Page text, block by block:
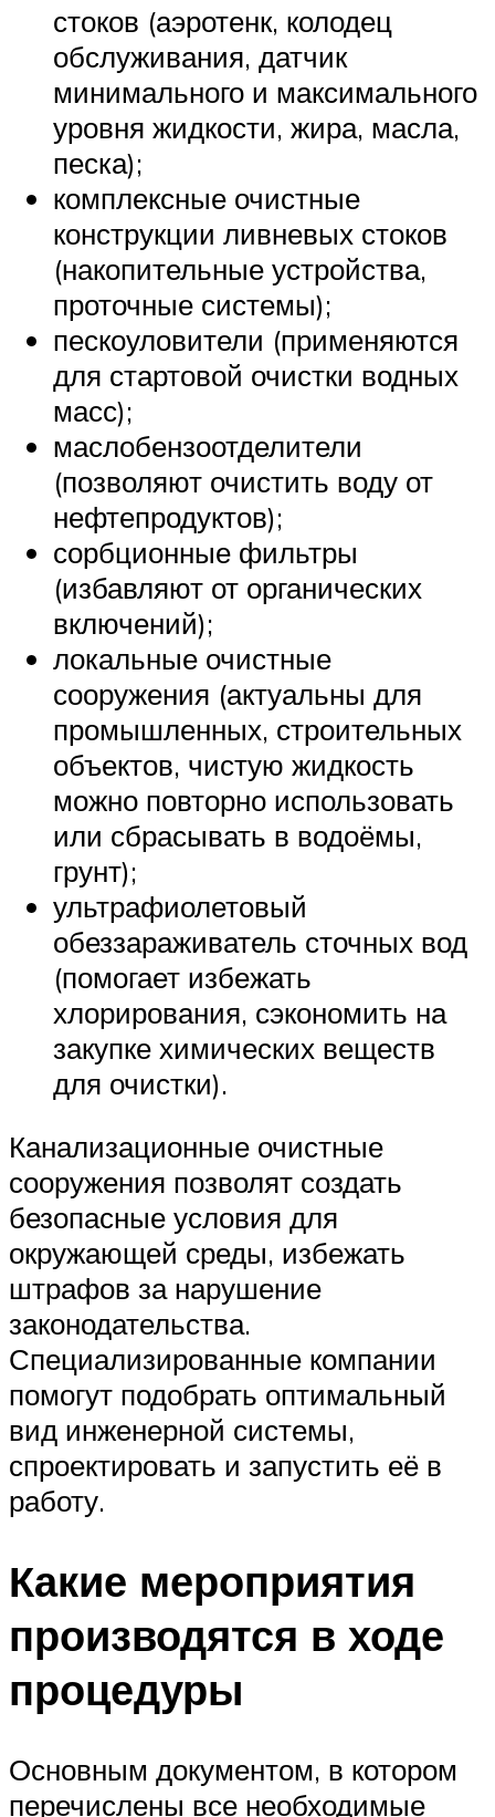
стоков (аэротенк, колодец
обслуживания, датчик
минимального и максимального
уровня жидкости, жира, масла,
песка);
комплексные очистные
конструкции ливневых стоков
(накопительные устройства,
проточные системы);
пескоуловители (применяются
для стартовой очистки водных
масс);
маслобензоотделители
(позволяют очистить воду от
нефтепродуктов);
сорбционные фильтры
(избавляют от органических
включений);
локальные очистные
сооружения (актуальны для
промышленных, строительных
объектов, чистую жидкость
можно повторно использовать
или сбрасывать в водоёмы,
грунт);
ультрафиолетовый
обеззараживатель сточных вод
(помогает избежать
хлорирования, сэкономить на
закупке химических веществ
для очистки).
Канализационные очистные
сооружения позволят создать
безопасные условия для
окружающей среды, избежать
штрафов за нарушение
законодательства.
Специализированные компании
помогут подобрать оптимальный
вид инженерной системы,
спроектировать и запустить её в
работу.
Какие мероприятия
производятся в ходе
процедуры
Основным документом, в котором
перечислены все необходимые